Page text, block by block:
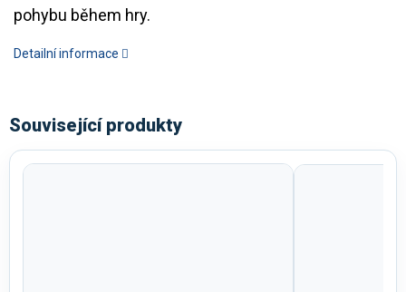
pohybu během hry.
Detailní informace
Související produkty